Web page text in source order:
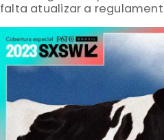
falta atualizar a